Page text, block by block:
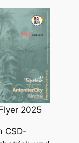
2025
CSD-